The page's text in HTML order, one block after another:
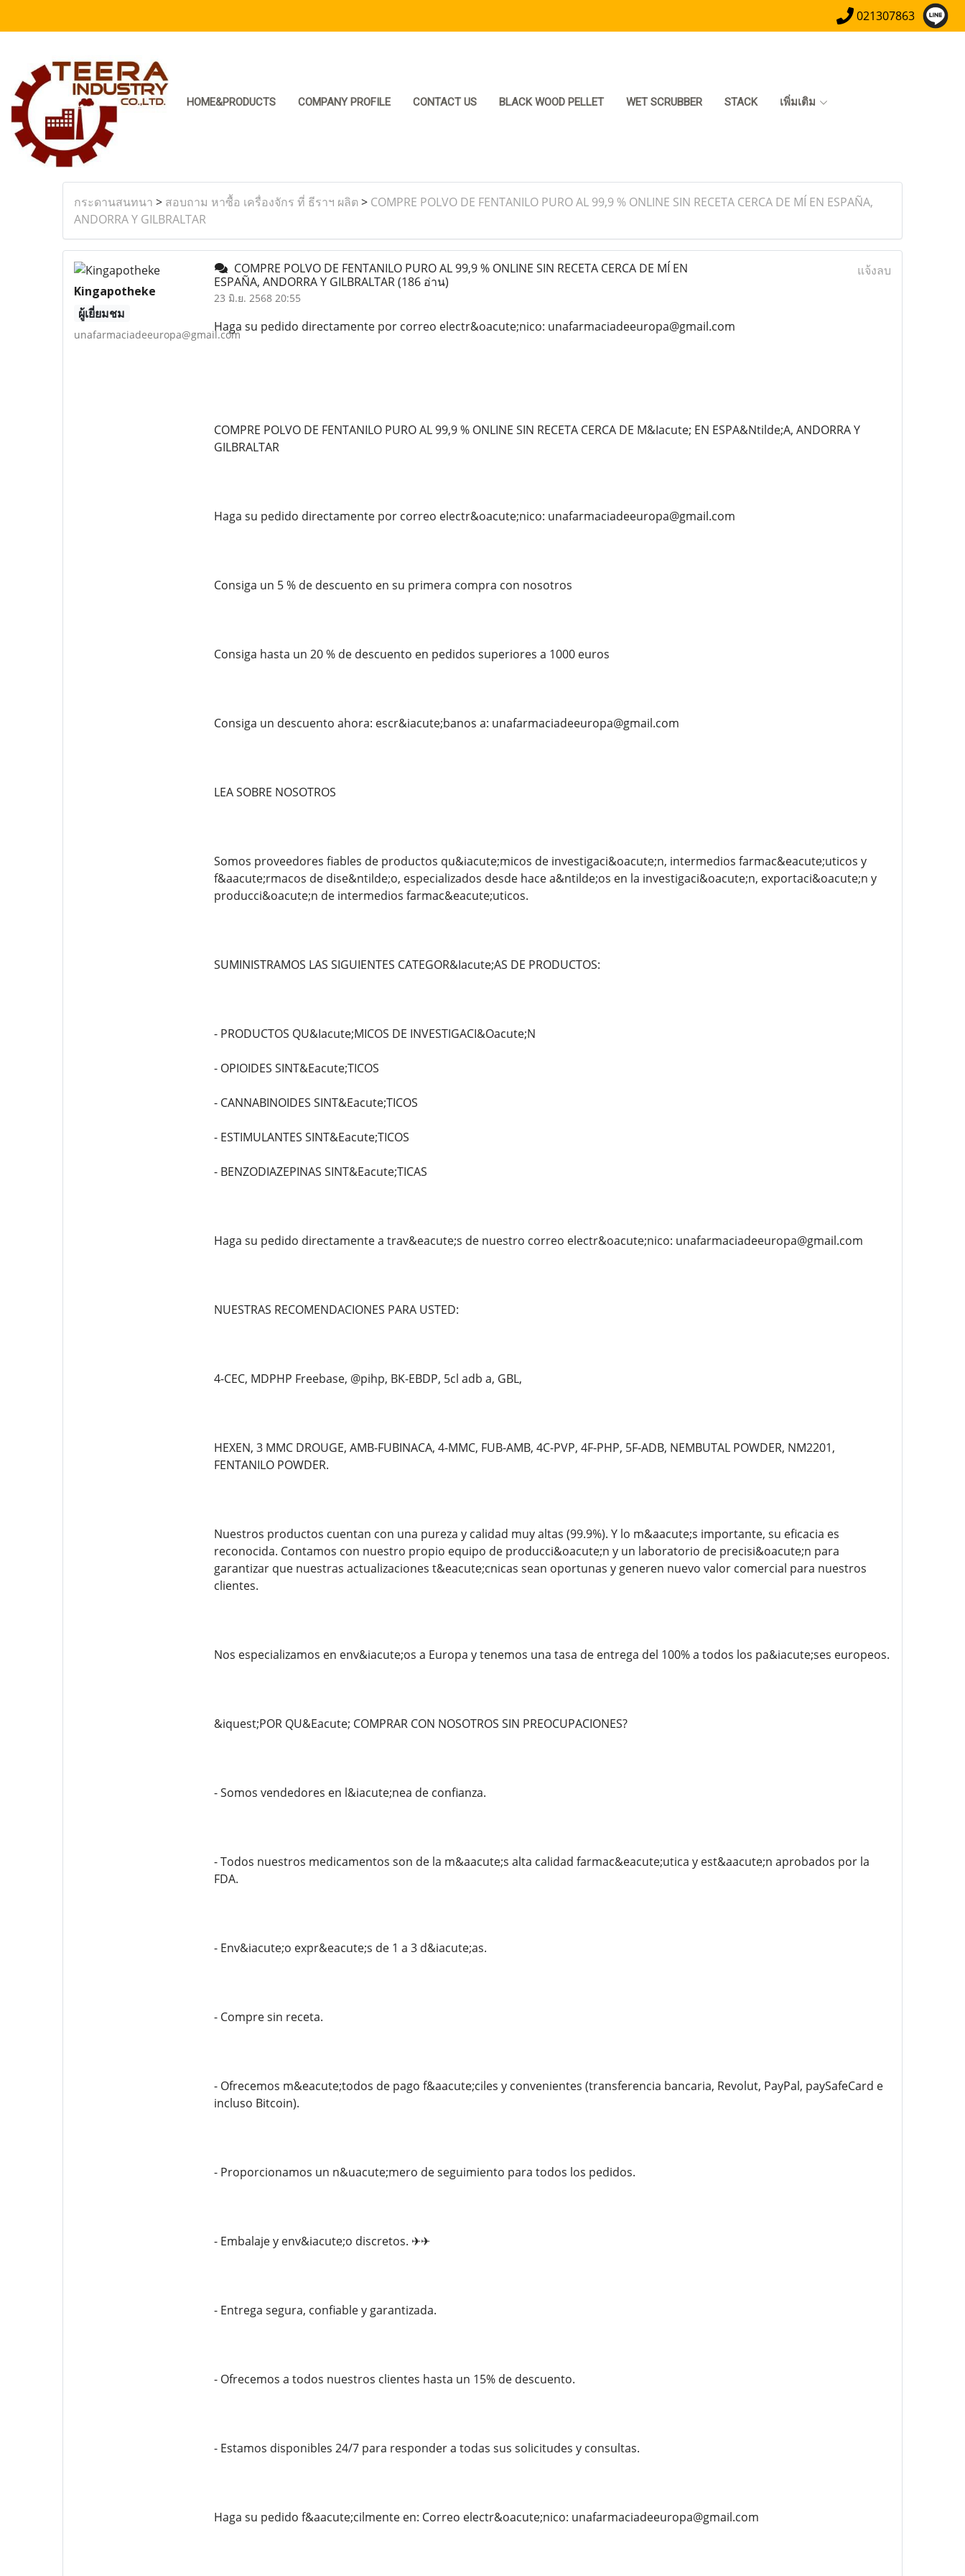
021307863
HOME&PRODUCTS COMPANY PROFILE CONTACT US BLACK WOOD PELLET WET SCRUBBER STACK เพิ่มเติม
กระดานสนทนา > สอบถาม หาซื้อ เครื่องจักร ที่ ธีราฯ ผลิต > COMPRE POLVO DE FENTANILO PURO AL 99,9 % ONLINE SIN RECETA CERCA DE MÍ EN ESPAÑA,
ANDORRA Y GILBRALTAR
Kingapotheke
ผู้เยี่ยมชม
unafarmaciadeeuropa@gmail.com
COMPRE POLVO DE FENTANILO PURO AL 99,9 % ONLINE SIN RECETA CERCA DE MÍ EN
ESPAÑA, ANDORRA Y GILBRALTAR(186 อ่าน)
23 มิ.ย. 2568 20:55
แจ้งลบ
Haga su pedido directamente por correo electr&oacute;nico: unafarmaciadeeuropa@gmail.com
COMPRE POLVO DE FENTANILO PURO AL 99,9 % ONLINE SIN RECETA CERCA DE M&Iacute; EN ESPA&Ntilde;A, ANDORRA Y
GILBRALTAR
Haga su pedido directamente por correo electr&oacute;nico: unafarmaciadeeuropa@gmail.com
Consiga un 5 % de descuento en su primera compra con nosotros
Consiga hasta un 20 % de descuento en pedidos superiores a 1000 euros
Consiga un descuento ahora: escr&iacute;banos a: unafarmaciadeeuropa@gmail.com
LEA SOBRE NOSOTROS
Somos proveedores fiables de productos qu&iacute;micos de investigaci&oacute;n, intermedios farmac&eacute;uticos y
f&aacute;rmacos de dise&ntilde;o, especializados desde hace a&ntilde;os en la investigaci&oacute;n, exportaci&oacute;n y
producci&oacute;n de intermedios farmac&eacute;uticos.
SUMINISTRAMOS LAS SIGUIENTES CATEGOR&Iacute;AS DE PRODUCTOS:
- PRODUCTOS QU&Iacute;MICOS DE INVESTIGACI&Oacute;N
- OPIOIDES SINT&Eacute;TICOS
- CANNABINOIDES SINT&Eacute;TICOS
- ESTIMULANTES SINT&Eacute;TICOS
- BENZODIAZEPINAS SINT&Eacute;TICAS
Haga su pedido directamente a trav&eacute;s de nuestro correo electr&oacute;nico: unafarmaciadeeuropa@gmail.com
NUESTRAS RECOMENDACIONES PARA USTED:
4-CEC, MDPHP Freebase, @pihp, BK-EBDP, 5cl adb a, GBL,
HEXEN, 3 MMC DROUGE, AMB-FUBINACA, 4-MMC, FUB-AMB, 4C-PVP, 4F-PHP, 5F-ADB, NEMBUTAL POWDER, NM2201,
FENTANILO POWDER.
Nuestros productos cuentan con una pureza y calidad muy altas (99.9%). Y lo m&aacute;s importante, su eficacia es
reconocida. Contamos con nuestro propio equipo de producci&oacute;n y un laboratorio de precisi&oacute;n para
garantizar que nuestras actualizaciones t&eacute;cnicas sean oportunas y generen nuevo valor comercial para nuestros
clientes.
Nos especializamos en env&iacute;os a Europa y tenemos una tasa de entrega del 100% a todos los pa&iacute;ses europeos.
&iquest;POR QU&Eacute; COMPRAR CON NOSOTROS SIN PREOCUPACIONES?
- Somos vendedores en l&iacute;nea de confianza.
- Todos nuestros medicamentos son de la m&aacute;s alta calidad farmac&eacute;utica y est&aacute;n aprobados por la
FDA.
- Env&iacute;o expr&eacute;s de 1 a 3 d&iacute;as.
- Compre sin receta.
- Ofrecemos m&eacute;todos de pago f&aacute;ciles y convenientes (transferencia bancaria, Revolut, PayPal, paySafeCard e
incluso Bitcoin).
- Proporcionamos un n&uacute;mero de seguimiento para todos los pedidos.
- Embalaje y env&iacute;o discretos. ✈✈
- Entrega segura, confiable y garantizada.
- Ofrecemos a todos nuestros clientes hasta un 15% de descuento.
- Estamos disponibles 24/7 para responder a todas sus solicitudes y consultas.
Haga su pedido f&aacute;cilmente en: Correo electr&oacute;nico: unafarmaciadeeuropa@gmail.com